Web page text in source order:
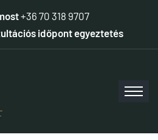
+36 70 318 9707
időpont egyeztetés